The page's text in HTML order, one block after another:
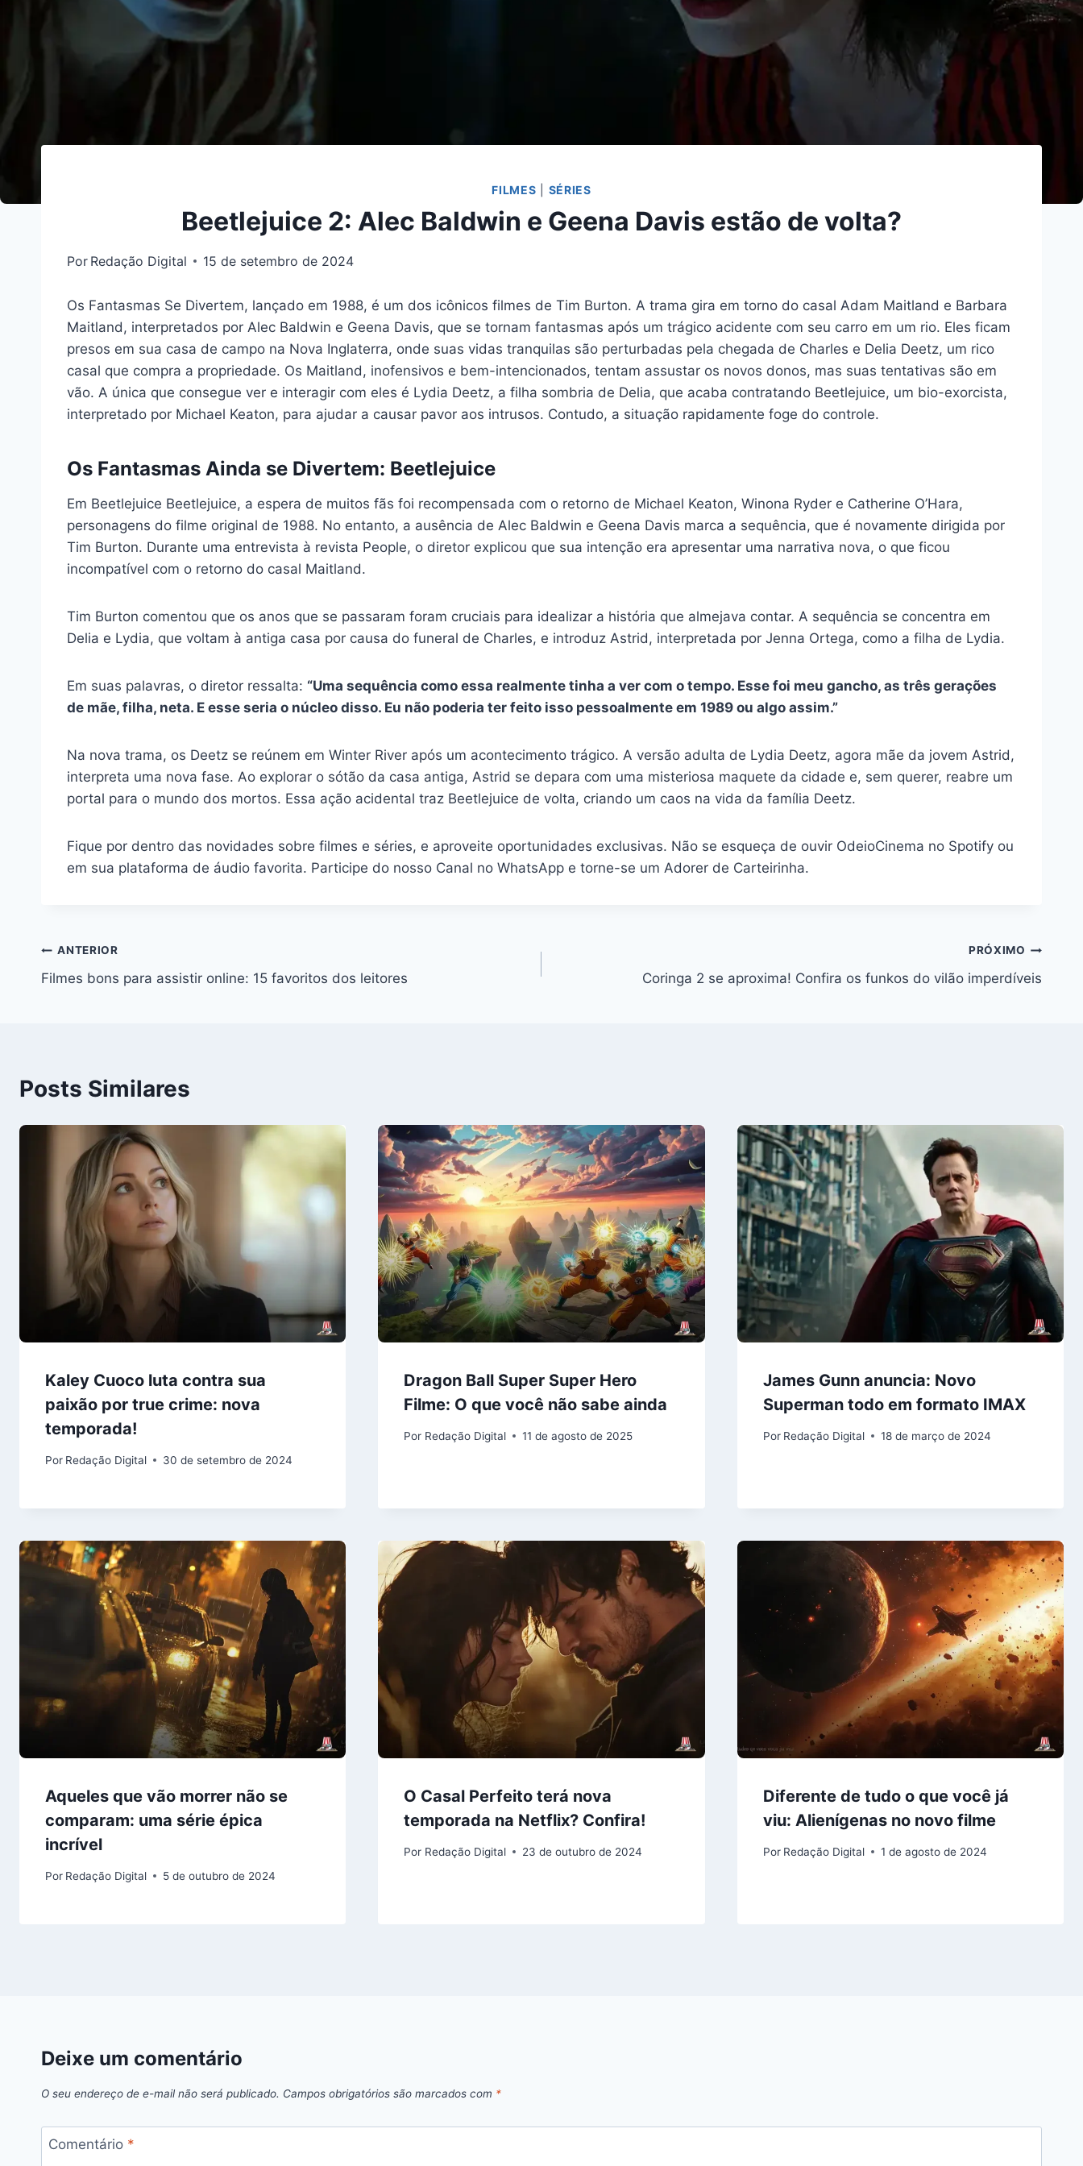
FILMES SÉRIES
Beetlejuice 2: Alec Baldwin e Geena Davis estão de volta?
Por Redação Digital 15 de setembro de 2024
Os Fantasmas Se Divertem, lançado em 1988, é um dos icônicos filmes de Tim Burton. A trama gira em torno do casal Adam Maitland e Barbara
Maitland, interpretados por Alec Baldwin e Geena Davis, que se tornam fantasmas após um trágico acidente com seu carro em um rio. Eles ficam
presos em sua casa de campo na Nova Inglaterra, onde suas vidas tranquilas são perturbadas pela chegada de Charles e Delia Deetz, um rico
casal que compra a propriedade. Os Maitland, inofensivos e bem-intencionados, tentam assustar os novos donos, mas suas tentativas são em
vão. A única que consegue ver e interagir com eles é Lydia Deetz, a filha sombria de Delia, que acaba contratando Beetlejuice, um bio-exorcista,
interpretado por Michael Keaton, para ajudar a causar pavor aos intrusos. Contudo, a situação rapidamente foge do controle.
Os Fantasmas Ainda se Divertem: Beetlejuice
Em Beetlejuice Beetlejuice, a espera de muitos fãs foi recompensada com o retorno de Michael Keaton, Winona Ryder e Catherine O’Hara,
personagens do filme original de 1988. No entanto, a ausência de Alec Baldwin e Geena Davis marca a sequência, que é novamente dirigida por
Tim Burton. Durante uma entrevista à revista People, o diretor explicou que sua intenção era apresentar uma narrativa nova, o que ficou
incompatível com o retorno do casal Maitland.
Tim Burton comentou que os anos que se passaram foram cruciais para idealizar a história que almejava contar. A sequência se concentra em
Delia e Lydia, que voltam à antiga casa por causa do funeral de Charles, e introduz Astrid, interpretada por Jenna Ortega, como a filha de Lydia.
Em suas palavras, o diretor ressalta: “Uma sequência como essa realmente tinha a ver com o tempo. Esse foi meu gancho, as três gerações
de mãe, filha, neta. E esse seria o núcleo disso. Eu não poderia ter feito isso pessoalmente em 1989 ou algo assim.”
Na nova trama, os Deetz se reúnem em Winter River após um acontecimento trágico. A versão adulta de Lydia Deetz, agora mãe da jovem Astrid,
interpreta uma nova fase. Ao explorar o sótão da casa antiga, Astrid se depara com uma misteriosa maquete da cidade e, sem querer, reabre um
portal para o mundo dos mortos. Essa ação acidental traz Beetlejuice de volta, criando um caos na vida da família Deetz.
Fique por dentro das novidades sobre filmes e séries, e aproveite oportunidades exclusivas. Não se esqueça de ouvir OdeioCinema no Spotify ou
em sua plataforma de áudio favorita. Participe do nosso Canal no WhatsApp e torne-se um Adorer de Carteirinha.
Navegação
de
ANTERIOR
Filmes bons para assistir online: 15 favoritos dos leitores
PRÓXIMO
Coringa 2 se aproxima! Confira os funkos do vilão imperdíveis
Posts Similares
Kaley Cuoco luta contra sua
paixão por true crime: nova
temporada!
Por Redação Digital 30 de setembro de 2024
Dragon Ball Super Super Hero
Filme: O que você não sabe ainda
Por Redação Digital 11 de agosto de 2025
James Gunn anuncia: Novo
Superman todo em formato IMAX
Por Redação Digital 18 de março de 2024
Aqueles que vão morrer não se
comparam: uma série épica
incrível
Por Redação Digital 5 de outubro de 2024
O Casal Perfeito terá nova
temporada na Netflix? Confira!
Por Redação Digital 23 de outubro de 2024
Diferente de tudo o que você já
viu: Alienígenas no novo filme
Por Redação Digital 1 de agosto de 2024
Deixe um comentário
O seu endereço de e-mail não será publicado. Campos obrigatórios são marcados com *
Comentário *